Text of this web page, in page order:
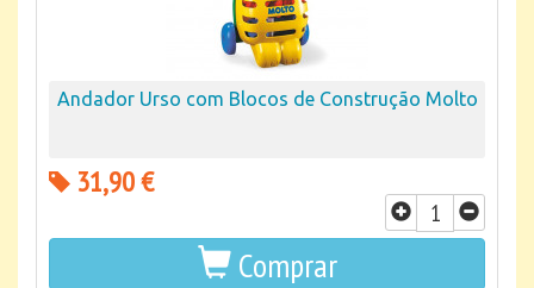
Andador Urso com Blocos de Construção Molto
31,90 €
Comprar